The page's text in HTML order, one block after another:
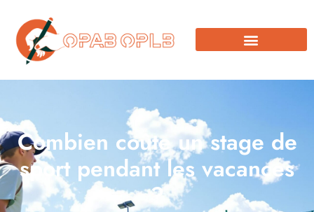
Combien coûte un stage de
sport pendant les vacances
?